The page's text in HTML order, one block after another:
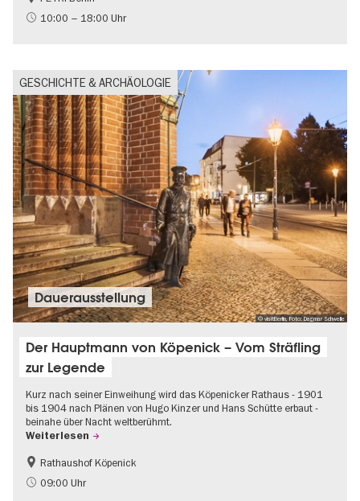
10:00 – 18:00 Uhr
GESCHICHTE & ARCHÄOLOGIE
© visitBerlin, Foto: Dagmar Schwelle
Dauer­aus­stel­lung
Der Hauptmann von Köpenick – Vom Sträfling
zur Legende
Kurz nach seiner Einweihung wird das Köpenicker Rathaus - 1901
bis 1904 nach Plänen von Hugo Kinzer und Hans Schütte erbaut -
beinahe über Nacht weltberühmt.
Weiterlesen
Geschichte
Going local Berlin
Rathaushof Köpenick
09:00 Uhr